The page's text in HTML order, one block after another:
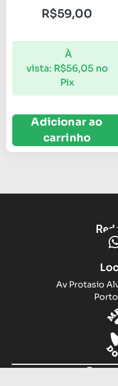
R$59,00
À
vista: R$56,05 no
Pix
Adicionar ao
carrinho
Av Protasio